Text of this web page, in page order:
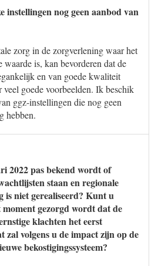
instellingen nog geen aanbod van
zorg in de zorgverlening waar het
waarde is, kan bevorderen dat de
en van goede kwaliteit
goede voorbeelden. Ik beschik
ggz-instellingen die nog geen
hebben.
2022 pas bekend wordt of
staan en regionale
is niet gerealiseerd? Kunt u
moment gezorgd wordt dat de
klachten het eerst
zal volgens u de impact zijn op de
bekostigingssysteem?